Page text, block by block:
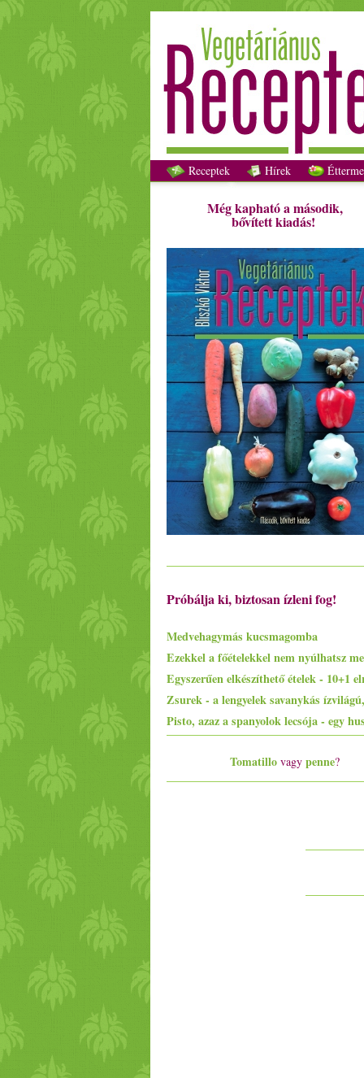
Receptek Hírek
Még kapható a második,
bővített kiadás!
Próbálja ki, biztosan ízleni fog!
Medvehagymás kucsmagomba
Tomatillo vagy penne?